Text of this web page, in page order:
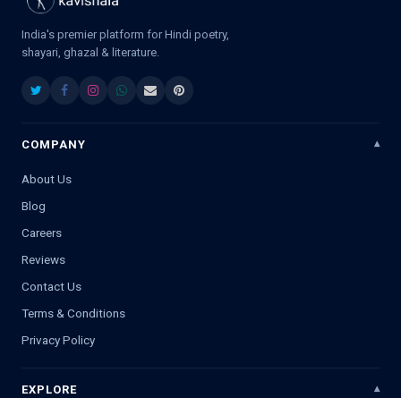
India's premier platform for Hindi poetry,
shayari, ghazal & literature.
COMPANY
About Us
Blog
Careers
Reviews
Contact Us
Terms & Conditions
Privacy Policy
EXPLORE